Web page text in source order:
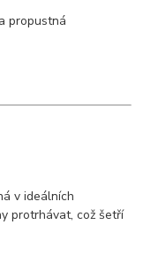
propustná
v ideálních
protrhávat, což šetří